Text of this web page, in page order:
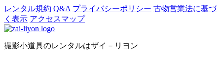
レンタル規約 Q&A プライバシーポリシー 古物営業法に基づ
く表示 アクセスマップ
撮影小道具のレンタルはザイ－リヨン